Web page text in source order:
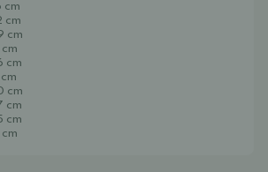
cm
cm
cm
cm
cm
cm
cm